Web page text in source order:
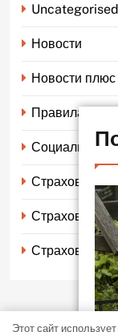
Uncategorised
Новости
Новости плюс
Правила
Социальное
Страхование
Страхование
Страхование
Этот сайт